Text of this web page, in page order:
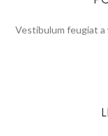
Vestibulum feugiat